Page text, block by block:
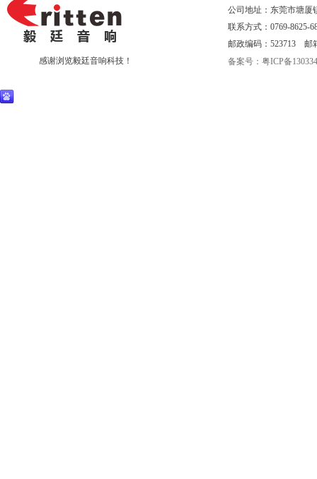
感谢浏览毅廷音响科技！
公司地址：东莞市塘厦
联系方式：0769-8625-
邮政编码：523713 邮
备案号：粤ICP备